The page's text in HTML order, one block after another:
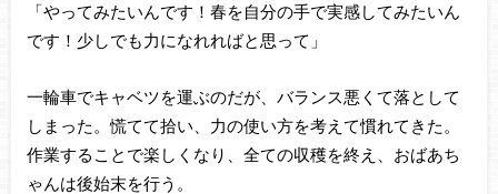
「やってみたいんです！春を自分の手で実感してみたいん
です！少しでも力になれればと思って」
一輪車でキャベツを運ぶのだが、バランス悪くて落として
しまった。慌てて拾い、力の使い方を考えて慣れてきた。
作業することで楽しくなり、全ての収穫を終え、おばあち
ゃんは後始末を行う。